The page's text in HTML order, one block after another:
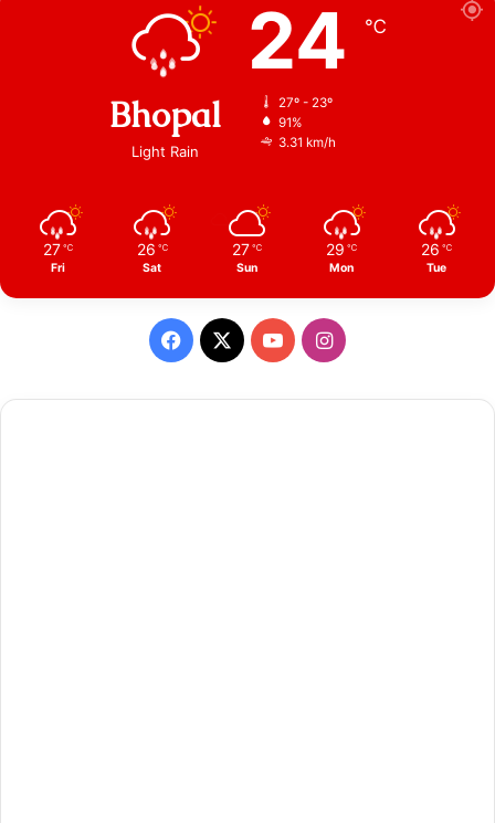
Bhopal
Light Rain
24 ℃
27º - 23º
91%
3.31 km/h
27 ℃
Fri
26 ℃
Sat
27 ℃
Sun
29 ℃
Mon
26 ℃
Tue
Facebook
X YouTubeInstagram